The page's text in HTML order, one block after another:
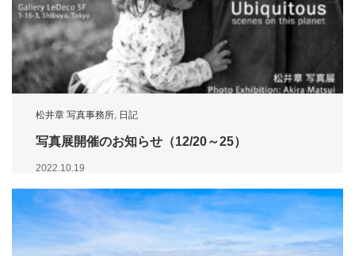
松井章 写真事務所, 日記
写真展開催のお知らせ（12/20～25）
2022.10.19